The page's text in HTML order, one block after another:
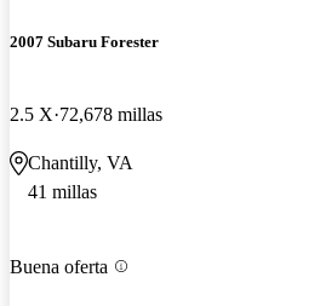
2007 Subaru Forester
2.5 X 72,678 millas
Chantilly, VA
41 millas
Buena oferta